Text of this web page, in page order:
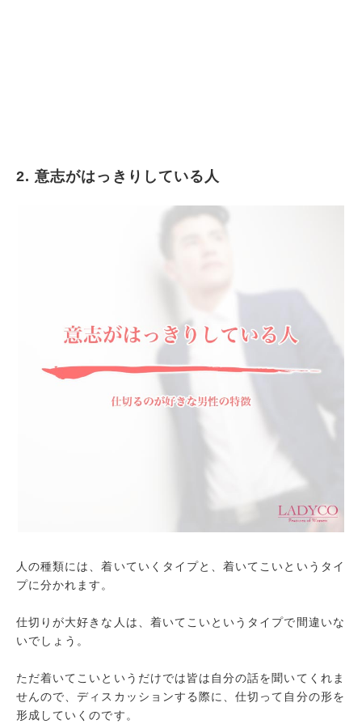
2. 意志がはっきりしている人
人の種類には、着いていくタイプと、着いてこいというタイ
プに分かれます。
仕切りが大好きな人は、着いてこいというタイプで間違いな
いでしょう。
ただ着いてこいというだけでは皆は自分の話を聞いてくれま
せんので、ディスカッションする際に、仕切って自分の形を
形成していくのです。